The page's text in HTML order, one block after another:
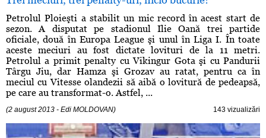
Petrolul Ploieşti a stabilit un mic record în acest start de
sezon. A disputat pe stadionul Ilie Oană trei partide
oficiale, două în Europa League şi unul în Liga I. În toate
aceste meciuri au fost dictate lovituri de la 11 metri.
Petrolul a primit penalty cu Vikingur Gota şi cu Pandurii
Târgu Jiu, dar Hamza şi Grozav au ratat, pentru ca în
meciul cu Vitesse olandezii să aibă o lovitură de pedeapsă,
pe care au transformat-o. Astfel, ...
(2 august 2013 - Edi MOLDOVAN) 143 vizualizări